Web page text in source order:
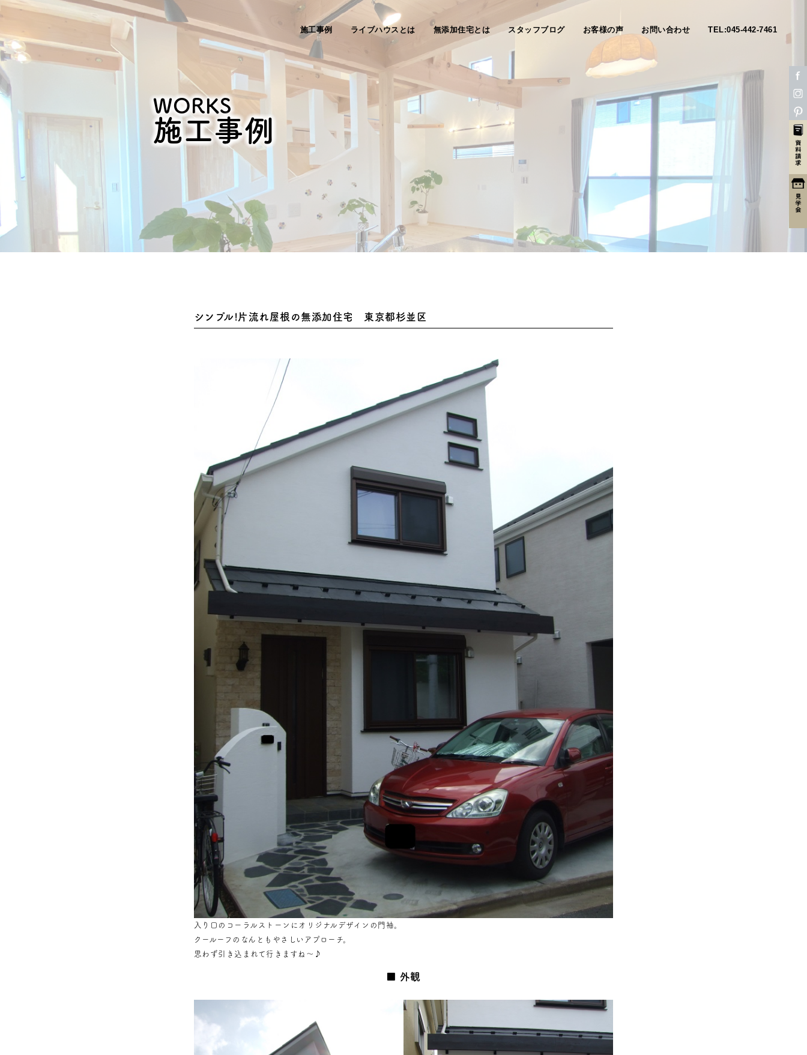
施工事例 ライブハウスとは 無添加住宅とは スタッフブログ お客様の声 お問い合わせ TEL:045-442-7461
WORKS
施工事例
シンプル!片流れ屋根の無添加住宅 東京都杉並区
入り口のコーラルストーンにオリジナルデザインの門袖。
クールーフのなんともやさしいアプローチ。
思わず引き込まれて行きますね～♪
外観